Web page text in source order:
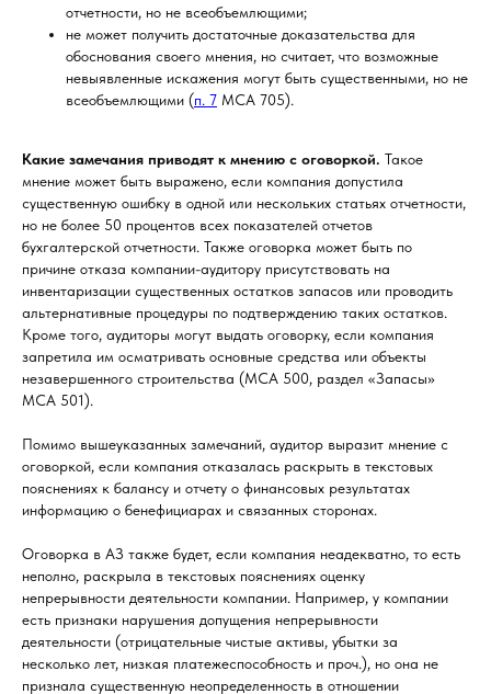
отчетности, но не всеобъемлющими;
не может получить достаточные доказательства для
обоснования своего мнения, но считает, что возможные
невыявленные искажения могут быть существенными, но не
всеобъемлющими (п. 7 МСА 705).
Какие замечания приводят к мнению с оговоркой. Такое
мнение может быть выражено, если компания допустила
существенную ошибку в одной или нескольких статьях отчетности,
но не более 50 процентов всех показателей отчетов
бухгалтерской отчетности. Также оговорка может быть по
причине отказа компании-аудитору присутствовать на
инвентаризации существенных остатков запасов или проводить
альтернативные процедуры по подтверждению таких остатков.
Кроме того, аудиторы могут выдать оговорку, если компания
запретила им осматривать основные средства или объекты
незавершенного строительства (МСА 500, раздел «Запасы»
МСА 501).
Помимо вышеуказанных замечаний, аудитор выразит мнение с
оговоркой, если компания отказалась раскрыть в текстовых
пояснениях к балансу и отчету о финансовых результатах
информацию о бенефициарах и связанных сторонах.
Оговорка в АЗ также будет, если компания неадекватно, то есть
неполно, раскрыла в текстовых пояснениях оценку
непрерывности деятельности компании. Например, у компании
есть признаки нарушения допущения непрерывности
деятельности (отрицательные чистые активы, убытки за
несколько лет, низкая платежеспособность и проч.), но она не
признала существенную неопределенность в отношении